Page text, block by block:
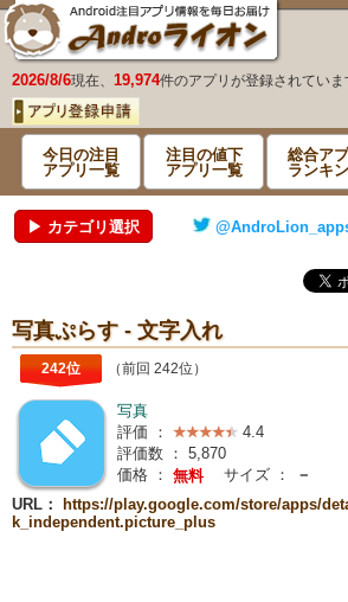
2026/8/6現在、 19,974件のアプリが登録されていま
今日の注目
アプリ一覧
注目の値下
アプリ一覧
総合ア
ランキ
▶ カテゴリ選択
写真ぷらす - 文字入れ
242位 （前回 242位）
写真
評価 ：
4.4
評価数 ： 5,870
価格 ： 無料 サイズ ：
－
URL：
https://play.google.com/store/apps/
k_independent.picture_plus